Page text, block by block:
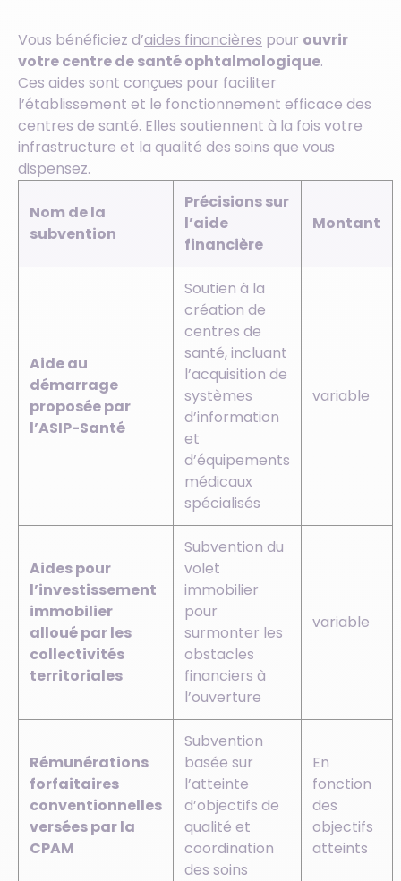
Vous bénéficiez d’aides financières pour ouvrir
votre centre de santé ophtalmologique.
Ces aides sont conçues pour faciliter
l’établissement et le fonctionnement efficace des
centres de santé. Elles soutiennent à la fois votre
infrastructure et la qualité des soins que vous
dispensez. ​​
Nom de la
subvention
Précisions sur
l’aide
financière
Montant
Aide au
démarrage
proposée par
l’ASIP-Santé
Soutien à la
création de
centres de
santé, incluant
l’acquisition de
systèmes
d’information
et
d’équipements
médicaux
spécialisés
variable
Aides pour
l’investissement
immobilier
alloué par les
collectivités
territoriales
Subvention du
volet
immobilier
pour
surmonter les
obstacles
financiers à
l’ouverture
variable
Rémunérations
forfaitaires
conventionnelles
versées par la
CPAM
Subvention
basée sur
l’atteinte
d’objectifs de
qualité et
coordination
des soins
En
fonction
des
objectifs
atteints